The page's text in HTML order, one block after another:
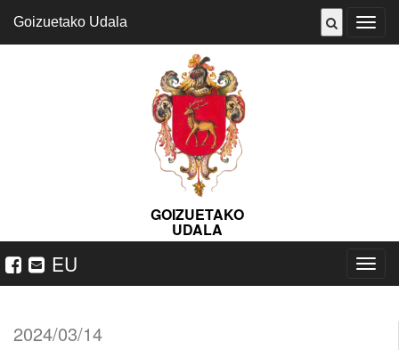
ireki
Goizuetako Udala
GOIZUETAKO
UDALA
EU
ireki
2024/03/14